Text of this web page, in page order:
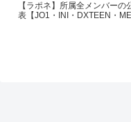
【ラポネ】所属全メンバーの
表【JO1・INI・DXTEEN・